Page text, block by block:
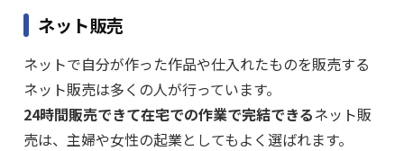
ネット販売
ネットで自分が作った作品や仕入れたものを販売する
ネット販売は多くの人が行っています。
24時間販売できて在宅での作業で完結できるネット販
売は、主婦や女性の起業としてもよく選ばれます。